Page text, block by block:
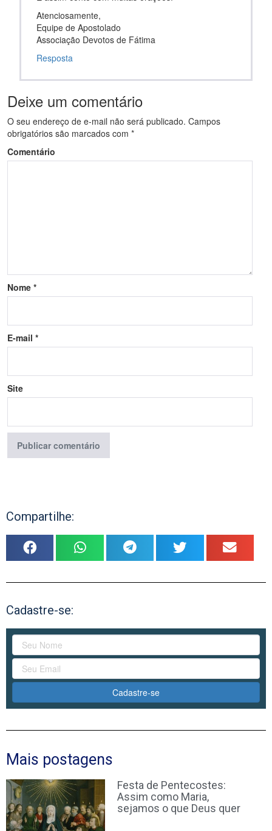
Atenciosamente,
Equipe de Apostolado
Associação Devotos de Fátima
Resposta
Deixe um comentário
O seu endereço de e-mail não será publicado. Campos
obrigatórios são marcados com *
Comentário
Nome *
E-mail *
Site
Compartilhe:
Cadastre-se:
Cadastre-se
Mais postagens
Festa de Pentecostes:
Assim como Maria,
sejamos o que Deus quer